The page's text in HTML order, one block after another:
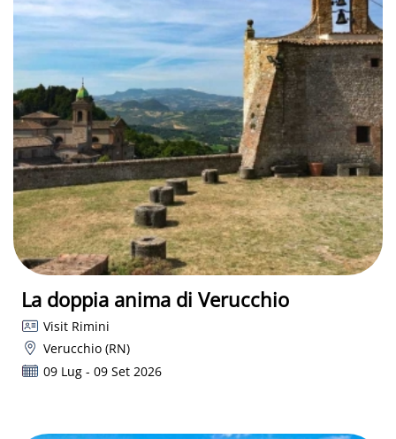
La doppia anima di Verucchio
Visit Rimini
Verucchio (RN)
09 Lug - 09 Set 2026